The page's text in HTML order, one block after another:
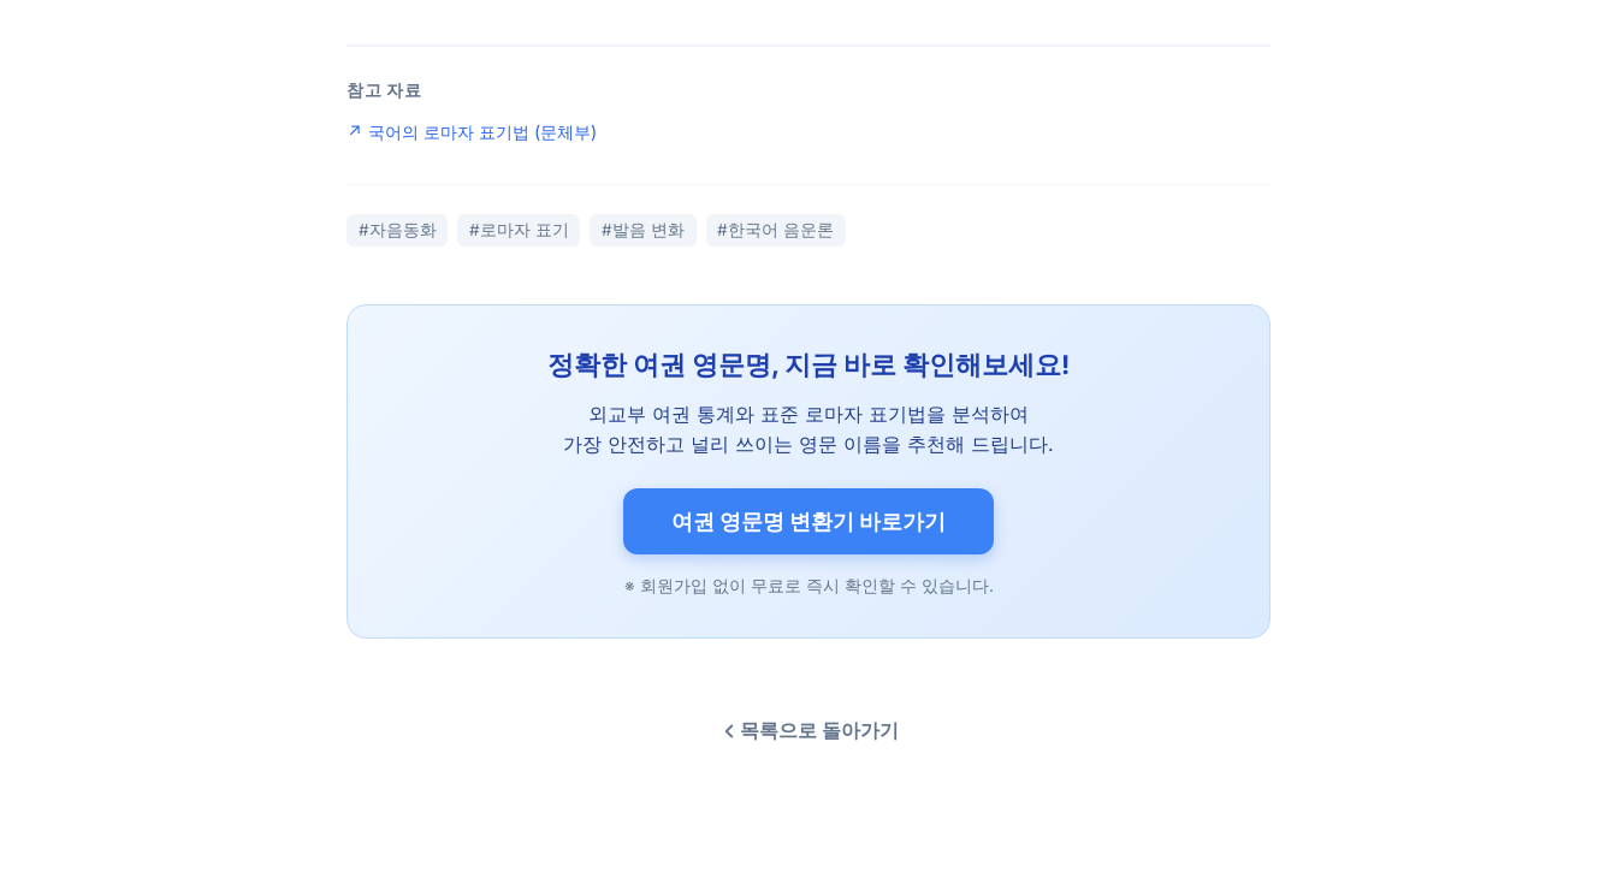
참고 자료
↗ 국어의 로마자 표기법 (문체부)
#자음동화 #로마자 표기 #발음 변화 #한국어 음운론
정확한 여권 영문명, 지금 바로 확인해보세요!
외교부 여권 통계와 표준 로마자 표기법을 분석하여
가장 안전하고 널리 쓰이는 영문 이름을 추천해 드립니다.
여권 영문명 변환기 바로가기
※ 회원가입 없이 무료로 즉시 확인할 수 있습니다.
목록으로 돌아가기